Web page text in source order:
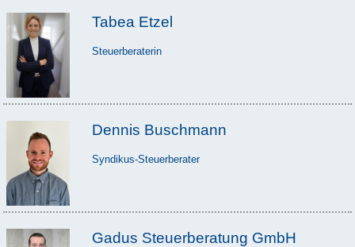
Tabea Etzel
Steuerberaterin
Dennis Buschmann
Syndikus-Steuerberater
Gadus Steuerberatung GmbH